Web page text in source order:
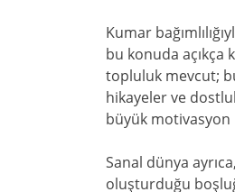
Kumar
bu konuda
topluluk mevcut;
hikayeler ve
büyük motivasyon
Sanal dünya
oluşturduğu